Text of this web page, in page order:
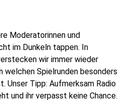
Moderatorinnen und
im Dunkeln tappen. In
wir immer wieder
welchen Spielrunden besonders
Unser Tipp: Aufmerksam Radio
und ihr verpasst keine Chance.